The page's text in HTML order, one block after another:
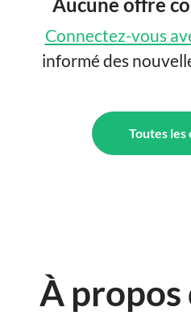
Connectez-vous
informé des
Toutes
À propos